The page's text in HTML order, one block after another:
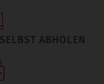
ABHOLEN